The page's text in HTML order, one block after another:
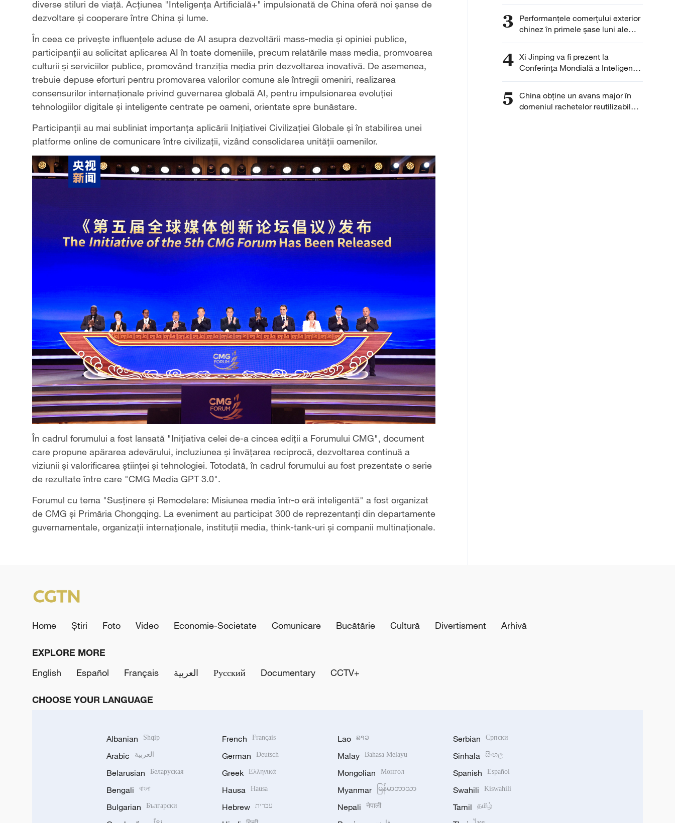
diverse stiluri de viață. Acțiunea "Inteligența Artificială+" impulsionată de China oferă noi șanse de
dezvoltare și cooperare între China și lume.
În ceea ce privește influențele aduse de AI asupra dezvoltării mass-media și opiniei publice,
participanții au solicitat aplicarea AI în toate domeniile, precum relatările mass media, promvoarea
culturii și serviciilor publice, promovând tranziția media prin dezvoltarea inovativă. De asemenea,
trebuie depuse eforturi pentru promovarea valorilor comune ale întregii omeniri, realizarea
consensurilor internaționale privind guvernarea globală AI, pentru impulsionarea evoluției
tehnologiilor digitale și inteligente centrate pe oameni, orientate spre bunăstare.
Participanții au mai subliniat importanța aplicării Inițiativei Civilizației Globale și în stabilirea unei
platforme online de comunicare între civilizații, vizând consolidarea unității oamenilor.
În cadrul forumului a fost lansată "Inițiativa celei de-a cincea ediții a Forumului CMG", document
care propune apărarea adevărului, incluziunea și învățarea reciprocă, dezvoltarea continuă a
viziunii și valorificarea științei și tehnologiei. Totodată, în cadrul forumului au fost prezentate o serie
de rezultate între care "CMG Media GPT 3.0".
Forumul cu tema "Susținere și Remodelare: Misiunea media într-o eră inteligentă" a fost organizat
de CMG și Primăria Chongqing. La eveniment au participat 300 de reprezentanți din departamente
guvernamentale, organizații internaționale, instituții media, think-tank-uri și companii multinaționale.
3
Performanțele comerțului exterior
chinez în primele șase luni ale
anului 2026
4 Xi Jinping va fi prezent la
Conferința Mondială a Inteligenței
Artificiale 2026
5
China obține un avans major în
domeniul rachetelor reutilizabile
Home Știri Foto Video Economie-Societate Comunicare Bucătărie Cultură Divertisment Arhivă
EXPLORE MORE
English
Español Français العربية Русский Documentary CCTV+
CHOOSE YOUR LANGUAGE
Albanian Shqip
Arabic العربية
Belarusian Беларуская
Bengali বাংলা
Bulgarian Български
French Français
German Deutsch
Greek Ελληνικά
Hausa Hausa
Hebrew עברית
Lao ລາວ
Malay Bahasa Melayu
Mongolian Монгол
Myanmar မြန်မာဘာသာ
Nepali नेपाली
Serbian Српски
Sinhala සිංහල
Spanish Español
Swahili Kiswahili
Tamil தமிழ்